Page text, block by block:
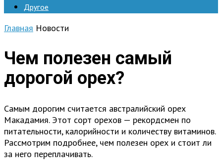
Другое
Главная Новости
Чем полезен самый
дорогой орех?
Самым дорогим считается австралийский орех
Макадамия. Этот сорт орехов — рекордсмен по
питательности, калорийности и количеству витаминов.
Рассмотрим подробнее, чем полезен орех и стоит ли
за него переплачивать.